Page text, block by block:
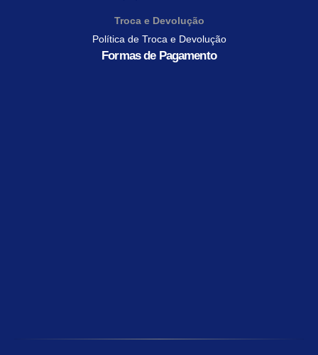
Troca e Devolução
Política de Troca e Devolução
Formas de Pagamento